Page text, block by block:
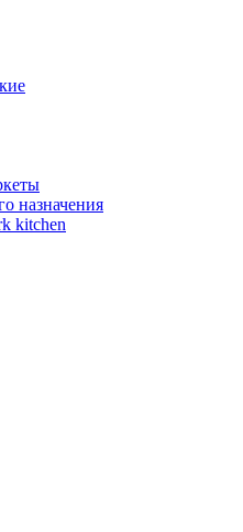
назначения
kitchen